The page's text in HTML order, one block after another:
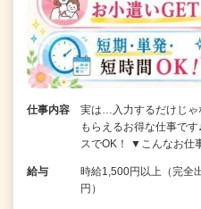
仕事内容
実は…入力するだけじゃ
もらえるお得な仕事で
スでOK！ ▼こんなお仕
給与
時給1,500円以上（完全
円）